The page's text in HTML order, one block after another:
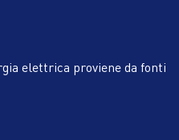
elettrica proviene da fonti